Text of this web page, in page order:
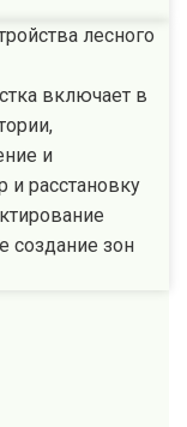
лесного
включает в
и
расстановку
создание зон